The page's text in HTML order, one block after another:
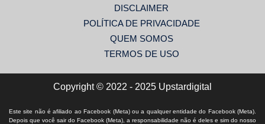
DISCLAIMER
POLÍTICA DE PRIVACIDADE
QUEM SOMOS
TERMOS DE USO
Copyright © 2022 - 2025 Upstardigital
Este site não é afiliado ao Facebook (Meta) ou a qualquer entidade do Facebook (Meta).
Depois que você sair do Facebook (Meta), a responsabilidade não é deles e sim do nosso